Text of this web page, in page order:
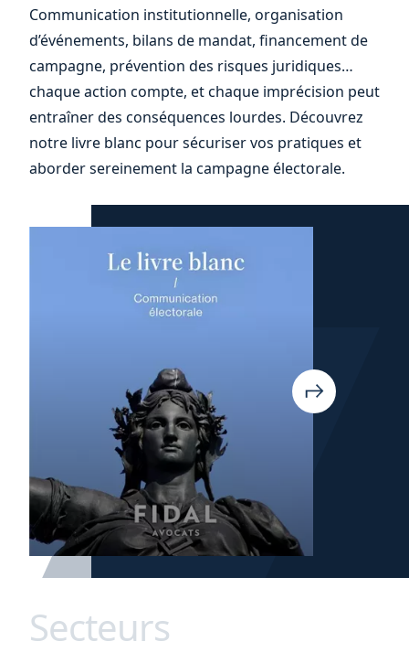
Communication institutionnelle, organisation
d’événements, bilans de mandat, financement de
campagne, prévention des risques juridiques…
chaque action compte, et chaque imprécision peut
entraîner des conséquences lourdes. Découvrez
notre livre blanc pour sécuriser vos pratiques et
aborder sereinement la campagne électorale.
Secteurs